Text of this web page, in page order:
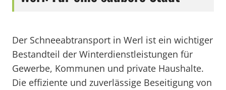
Der Schneeabtransport in Werl ist ein wichtiger
Bestandteil der Winterdienstleistungen für
Gewerbe, Kommunen und private Haushalte.
Die effiziente und zuverlässige Beseitigung von